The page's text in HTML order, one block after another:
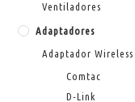
Ventiladores
Adaptadores
Adaptador Wireless
Comtac
D-Link